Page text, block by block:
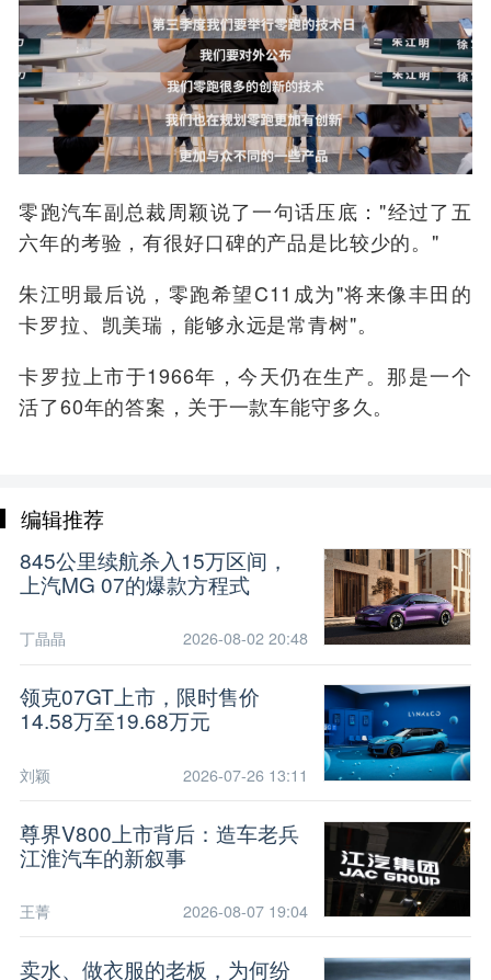
零跑汽车副总裁周颖说了一句话压底："经过了五
六年的考验，有很好口碑的产品是比较少的。"
朱江明最后说，零跑希望C11成为"将来像丰田的
卡罗拉、凯美瑞，能够永远是常青树"。
卡罗拉上市于1966年，今天仍在生产。那是一个
活了60年的答案，关于一款车能守多久。
编辑推荐
845公里续航杀入15万区间，
上汽MG 07的爆款方程式
丁晶晶 2026-08-02 20:48
领克07GT上市，限时售价
14.58万至19.68万元
刘颖 2026-07-26 13:11
尊界V800上市背后：造车老兵
江淮汽车的新叙事
王菁 2026-08-07 19:04
卖水、做衣服的老板，为何纷